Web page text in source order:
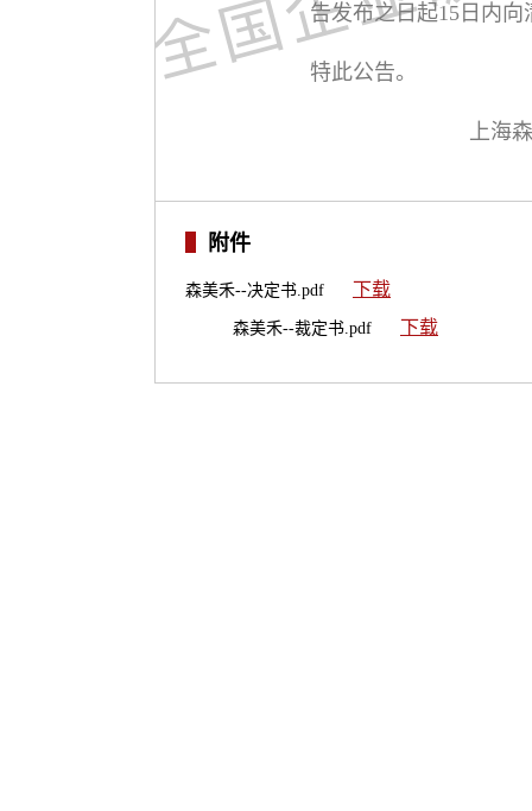
告发布之日起15日内
特此公告。
上海
附件
森美禾--决定书.pdf 下载
森美禾--裁定书.pdf 下载